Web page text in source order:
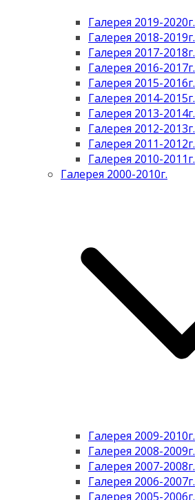
Галерея 2019-2020г.
Галерея 2018-2019г.
Галерея 2017-2018г.
Галерея 2016-2017г.
Галерея 2015-2016г.
Галерея 2014-2015г.
Галерея 2013-2014г.
Галерея 2012-2013г.
Галерея 2011-2012г.
Галерея 2010-2011г.
Галерея 2000-2010г.
Галерея 2009-2010г.
Галерея 2008-2009г.
Галерея 2007-2008г.
Галерея 2006-2007г.
Галерея 2005-2006г.